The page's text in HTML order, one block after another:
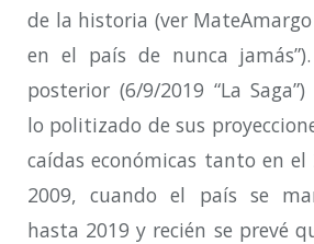
de la historia (ver
en el país de nunca
posterior (6/9/2019 “La
lo politizado de sus
caídas económicas tanto en el
2009, cuando el país se
hasta 2019 y recién se prevé